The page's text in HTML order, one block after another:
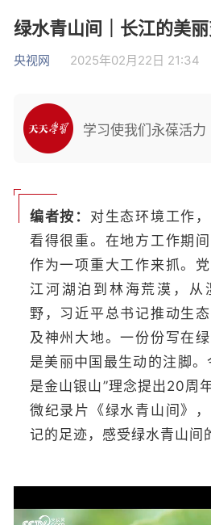
绿水青山间｜长江的美
央视网 2025年02月22日 21:34
学习使我们永葆活力
编者按： 对生态环境工作
看得很重。在地方工作期
作为一项重大工作来抓。
江河湖泊到林海荒漠，从
野，习近平总书记推动生
及神州大地。一份份写在
是美丽中国最生动的注脚
是金山银山”理念提出20周
微纪录片《绿水青山间》
记的足迹，感受绿水青山间